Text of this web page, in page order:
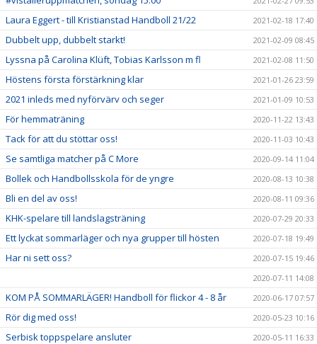
Laura Eggert - till Kristianstad Handboll 21/22 2021-02-18 17:40
Dubbelt upp, dubbelt starkt! 2021-02-09 08:45
Lyssna på Carolina Klüft, Tobias Karlsson m fl 2021-02-08 11:50
Höstens första förstärkning klar 2021-01-26 23:59
2021 inleds med nyförvärv och seger 2021-01-09 10:53
För hemmaträning 2020-11-22 13:43
Tack för att du stöttar oss! 2020-11-03 10:43
Se samtliga matcher på C More 2020-09-14 11:04
Bollek och Handbollsskola för de yngre 2020-08-13 10:38
Bli en del av oss! 2020-08-11 09:36
KHK-spelare till landslagsträning 2020-07-29 20:33
Ett lyckat sommarläger och nya grupper till hösten 2020-07-18 19:49
Har ni sett oss?
2020-07-15 19:46
2020-07-11 14:08
KOM PÅ SOMMARLÄGER! Handboll för flickor 4 - 8 år 2020-06-17 07:57
Rör dig med oss! 2020-05-23 10:16
Serbisk toppspelare ansluter 2020-05-11 16:33